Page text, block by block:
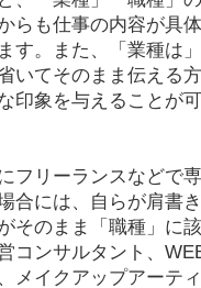
らも仕事の内容が具体
す。また、「業種は」
いてそのまま伝える
印象を与えることが可
フリーランスなどで専
合には、自らが肩書き
そのまま「職種」に該
コンサルタント、
メイクアップアーティ